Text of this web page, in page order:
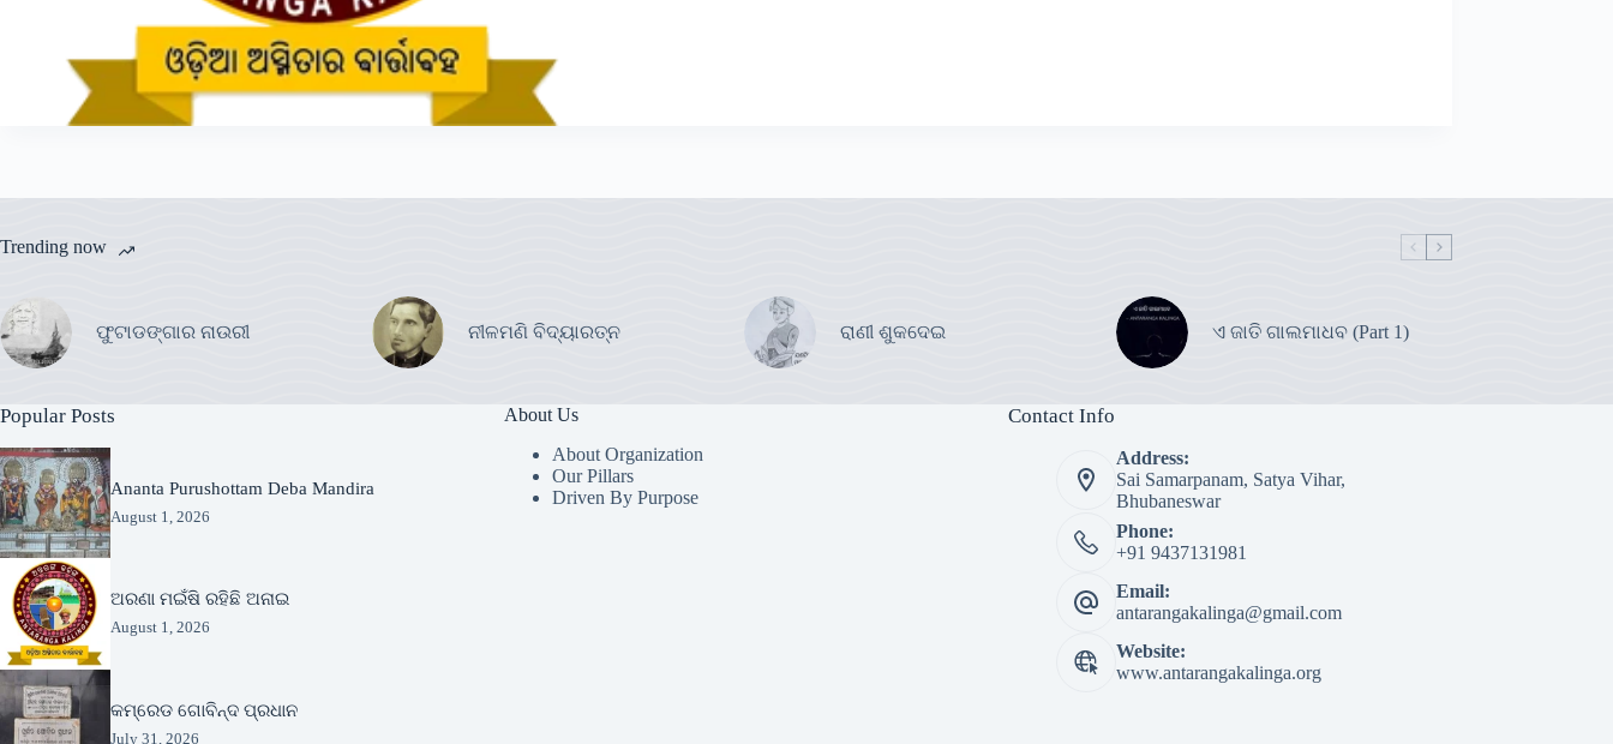
Trending now
ଫୁଟାଡଙ୍ଗାର ନାଉରୀ ନୀଳମଣି ବିଦ୍ୟାରତ୍ନ ରାଣୀ ଶୁକଦେଇ ଏ ଜାତି ଗାଲମାଧବ (Part 1)
Popular Posts
Ananta Purushottam Deba Mandira
August 1, 2026
ଅରଣା ମଇଁଷି ରହିଛି ଅନାଇ
August 1, 2026
କମ୍ରେଡ ଗୋବିନ୍ଦ ପ୍ରଧାନ
July 31, 2026
About Us
About Organization
Our Pillars
Driven By Purpose​
Contact Info
Address:
Sai Samarpanam, Satya Vihar,
Bhubaneswar
Phone:
+91 9437131981
Email:
antarangakalinga@gmail.com
Website:
www.antarangakalinga.org